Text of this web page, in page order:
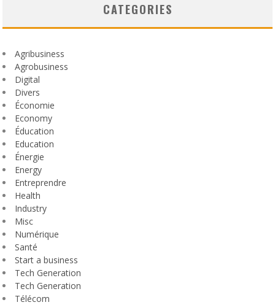
CATEGORIES
Agribusiness
Agrobusiness
Digital
Divers
Économie
Economy
Éducation
Education
Énergie
Energy
Entreprendre
Health
Industry
Misc
Numérique
Santé
Start a business
Tech Generation
Tech Generation
Télécom